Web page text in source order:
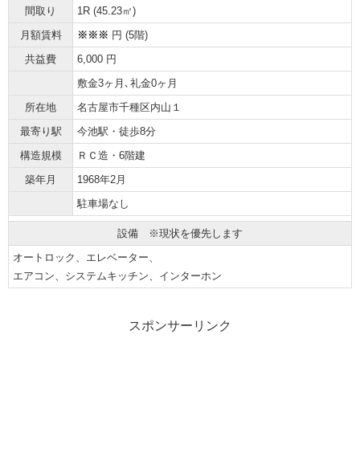
間取り
1R (45.23㎡)
月額賃料
※※※ 円 (5階)
共益費
6,000 円
敷金3ヶ月､礼金0ヶ月
所在地
名古屋市千種区内山１
最寄り駅
今池駅・徒歩8分
構造規模
ＲＣ造・6階建
築年月
1968年2月
駐車場なし
設備 ※現状を優先します
オートロック、エレベーター、
エアコン、システムキッチン、インターホン
スポンサーリンク